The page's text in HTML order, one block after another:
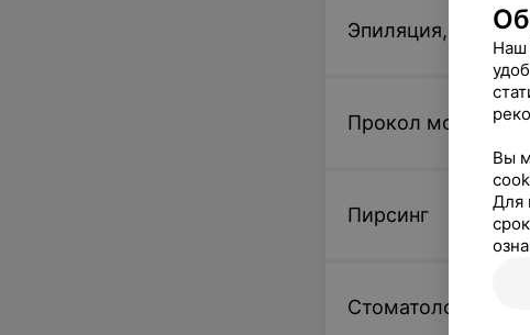
Эпиляция,
Прокол мочек
Пирсинг
Стоматология
Наш
Вы
Для